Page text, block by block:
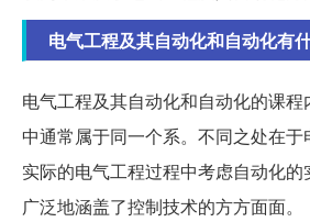
电气工程及其自动化和自动化有
电气工程及其自动化和自动化的课
中通常属于同一个系。不同之处在
实际的电气工程过程中考虑自动化
广泛地涵盖了控制技术的方方面面。